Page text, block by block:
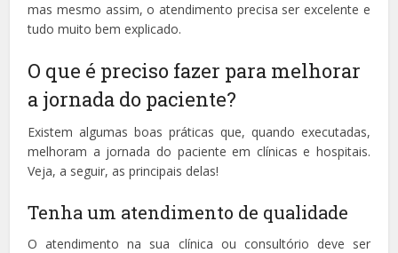
mas mesmo assim, o atendimento precisa ser excelente e
tudo muito bem explicado.
O que é preciso fazer para melhorar
a jornada do paciente?
Existem algumas boas práticas que, quando executadas,
melhoram a jornada do paciente em clínicas e hospitais.
Veja, a seguir, as principais delas!
Tenha um atendimento de qualidade
O atendimento na sua clínica ou consultório deve ser